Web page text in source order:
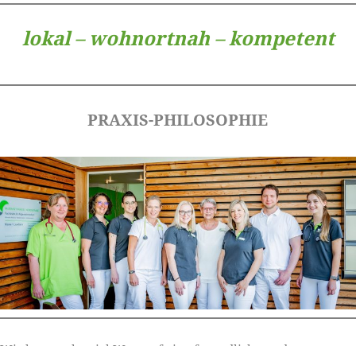
lokal – wohnortnah – kompetent
PRAXIS-PHILOSOPHIE